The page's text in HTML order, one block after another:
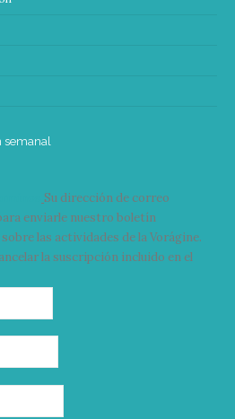
semanal
Su dirección de correo
enviarle nuestro boletín
las actividades de la Vorágine.
la suscripción incluido en el